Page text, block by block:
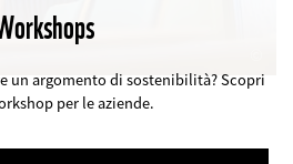
un argomento di sostenibilità? Scopri
per le aziende.